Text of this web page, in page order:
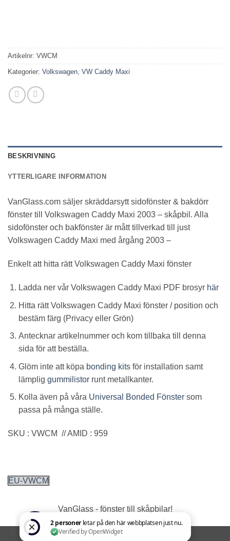
Artikelnr: VWCM
Kategorier: Volkswagen, VW Caddy Maxi
BESKRIVNING
YTTERLIGARE INFORMATION
VanGlass.com säljer skräddarsytt sidofönster & bakdörr
fönster till Volkswagen Caddy Maxi 2003 – skåpbil. Alla
sidofönster och bakfönster är mått tillverkad till just
Volkswagen Caddy Maxi med årgång 2003 –
Enkelt att hitta rätt Volkswagen Caddy Maxi fönster
Ladda ner vår Volkswagen Caddy Maxi PDF brosyr här
Hitta rätt Volkswagen Caddy Maxi fönster / position och
bestäm färg (Privacy eller Grön)
Antecknar artikelnummer och kom tillbaka till denna
sida för att beställa.
Glöm inte att köpa bonding kitsför installation samt
lämplig gummilistorrunt metallkanter.
Kolla även på våra Universal Bonded Fönstersom
passa på många ställe.
SKU : VWCM // AMID : 959
EU-VWCM
VanGlass - fönster till skåpbilar!